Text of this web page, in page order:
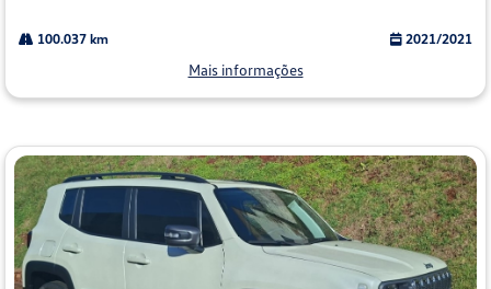
100.037 km 2021/2021
Mais informações